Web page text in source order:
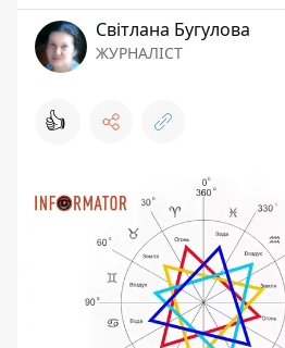
Світлана Бугулова
ЖУРНАЛІСТ
👍